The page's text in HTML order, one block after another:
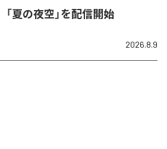
夏の夜空」を配信開始
2026.8.9